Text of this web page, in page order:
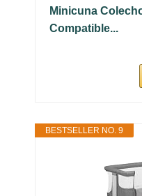
Minicuna
Compatible...
BESTSELLER NO. 9